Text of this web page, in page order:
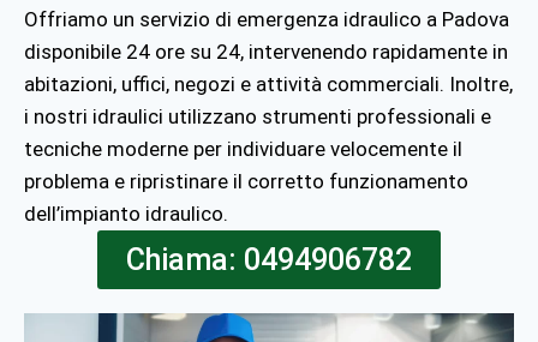
Offriamo un servizio di emergenza idraulico a Padova
disponibile 24 ore su 24, intervenendo rapidamente in
abitazioni, uffici, negozi e attività commerciali. Inoltre,
i nostri idraulici utilizzano strumenti professionali e
tecniche moderne per individuare velocemente il
problema e ripristinare il corretto funzionamento
dell’impianto idraulico.
Chiama: 0494906782